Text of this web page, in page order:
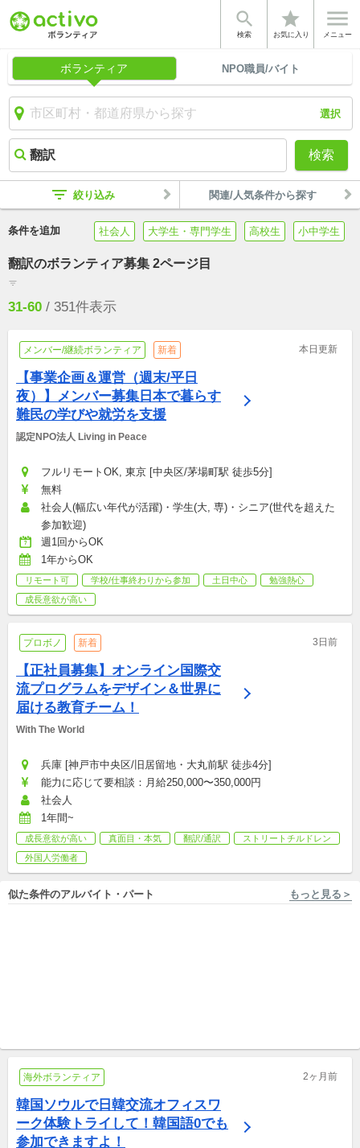

検索
star
お気に入り

メニュー
ボランティア NPO職員/バイト
選択
検索
filter_list 絞り込み 関連/人気条件から探す
条件を追加 社会人 大学生・専門学生 高校生 小中学生
翻訳のボランティア募集 2ページ目
filter_list
31-60 / 351件表示
メンバー/継続ボランティア 新着 本日更新
【事業企画＆運営（週末/平日
夜）】メンバー募集日本で暮らす
難民の学びや就労を支援
認定NPO法人 Living in Peace
フルリモートOK, 東京 [中央区/茅場町駅 徒歩5分]
無料
社会人(幅広い年代が活躍)・学生(大, 専)・シニア(世代を超えた
参加歓迎)
週1回からOK
1年からOK
リモート可 学校/仕事終わりから参加 土日中心
勉強熱心
成長意欲が高い
プロボノ 新着 3日前
【正社員募集】オンライン国際交
流プログラムをデザイン＆世界に
届ける教育チーム！
With The World
兵庫 [神戸市中央区/旧居留地・大丸前駅 徒歩4分]
能力に応じて要相談：月給250,000〜350,000円
社会人
1年間~
成長意欲が高い 真面目・本気 翻訳/通訳
ストリートチルドレン
外国人労働者
似た条件のアルバイト・パート もっと見る＞
海外ボランティア 2ヶ月前
韓国ソウルで日韓交流オフィスワ
ーク体験トライして！韓国語0でも
参加できますよ！